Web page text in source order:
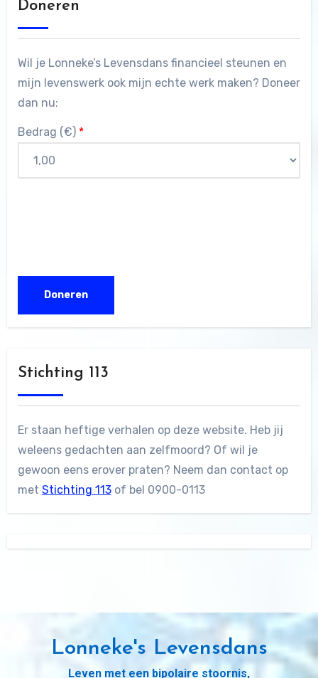
Doneren
Wil je Lonneke’s Levensdans financieel steunen en
mijn levenswerk ook mijn echte werk maken? Doneer
dan nu:
Bedrag (€) *
Stichting 113
Er staan heftige verhalen op deze website. Heb jij
weleens gedachten aan zelfmoord? Of wil je
gewoon eens erover praten? Neem dan contact op
met Stichting 113of bel 0900-0113
Lonneke's Levensdans
Leven met een bipolaire stoornis,